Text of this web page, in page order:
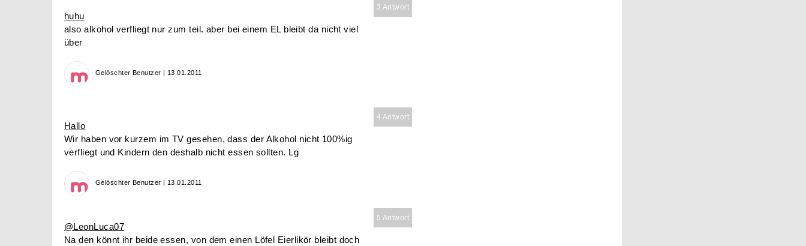
3 Antwort
huhu
also alkohol verfliegt nur zum teil. aber bei einem EL bleibt da nicht viel
über
Gelöschter Benutzer | 13.01.2011
4 Antwort
Hallo
Wir haben vor kurzem im TV gesehen, dass der Alkohol nicht 100%ig
verfliegt und Kindern den deshalb nicht essen sollten. Lg
Gelöschter Benutzer | 13.01.2011
5 Antwort
@LeonLuca07
Na den könnt ihr beide essen, von dem einen Löfel Eierlikör bleibt doch